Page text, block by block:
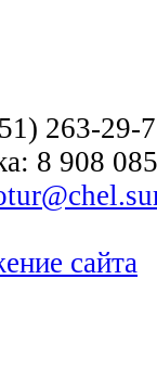
263-29-
8 908
сайта